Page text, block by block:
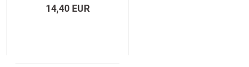
14,40 EUR